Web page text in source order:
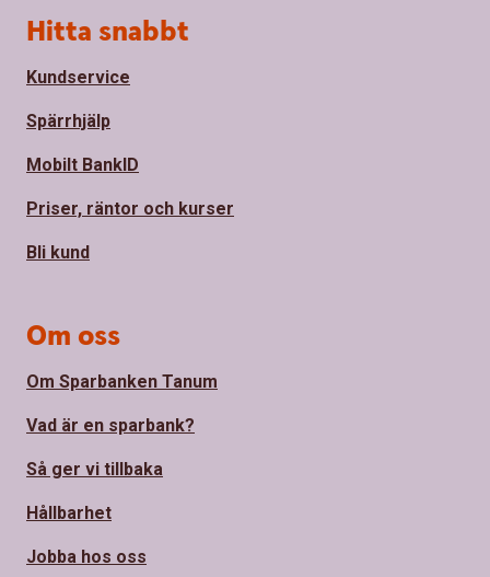
Sidfot
Hitta snabbt
Kundservice
Spärrhjälp
Mobilt BankID
Priser, räntor och kurser
Bli kund
Om oss
Om Sparbanken Tanum
Vad är en sparbank?
Så ger vi tillbaka
Hållbarhet
Jobba hos oss